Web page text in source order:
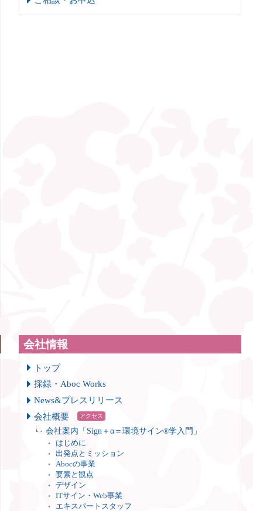
会社情報
トップ
採録・Aboc Works
News&プレスリリース
会社概要
アクセス
会社案内「Sign＋α＝環境サイン®学入門」
はじめに
出発点とミッション
Abocの事業
要素と観点
デザイン
ITサイン・Web事業
エキスパートスタッフ